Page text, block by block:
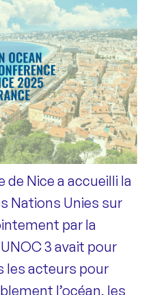
de Nice a accueilli la
Nations Unies sur
par la
3 avait pour
les acteurs pour
l’océan, les